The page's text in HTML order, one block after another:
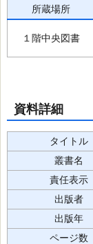
所蔵場所
１階中央図書
資料詳細
タイトル
叢書名
責任表示
出版者
出版年
ページ数